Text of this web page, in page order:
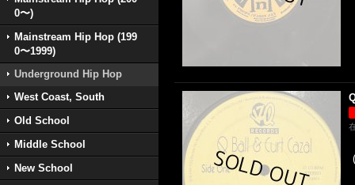
0〜)
Mainstream Hip Hop (199
0〜1999)
Underground Hip Hop
West Coast, South
Old School
Middle School
New School